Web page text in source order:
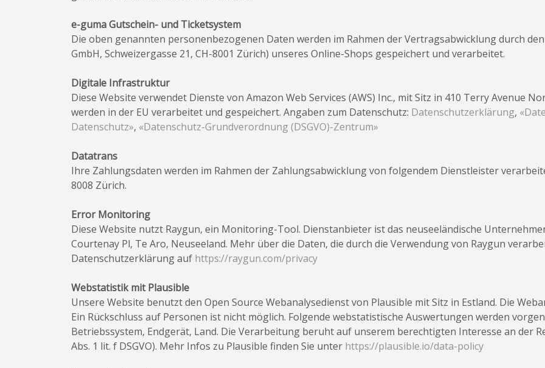
e-guma Gutschein- und Ticketsystem
Die oben genannten personenbezogenen Daten werden im Rahmen der Vertragsabwicklung durch
GmbH, Schweizergasse 21, CH-8001 Zürich) unseres Online-Shops gespeichert und verarbeitet.
Digitale Infrastruktur
Diese Website verwendet Dienste von Amazon Web Services (AWS) Inc., mit Sitz in 410 Terry Avenue
werden in der EU verarbeitet und gespeichert. Angaben zum Datenschutz: Datenschutzerklärung,
Datenschutz», «Datenschutz-Grundverordnung (DSGVO)-Zentrum»
Datatrans
Ihre Zahlungsdaten werden im Rahmen der Zahlungsabwicklung von folgendem Dienstleister
8008 Zürich.
Error Monitoring
Diese Website nutzt Raygun, ein Monitoring-Tool. Dienstanbieter ist das neuseeländische
Courtenay Pl, Te Aro, Neuseeland. Mehr über die Daten, die durch die Verwendung von Raygun
Datenschutzerklärung auf https://raygun.com/privacy
Webstatistik mit Plausible
Unsere Website benutzt den Open Source Webanalysedienst von Plausible mit Sitz in Estland. Die
Ein Rückschluss auf Personen ist nicht möglich. Folgende webstatistische Auswertungen werden
Betriebssystem, Endgerät, Land. Die Verarbeitung beruht auf unserem berechtigten Interesse an der
Abs. 1 lit. f DSGVO). Mehr Infos zu Plausible finden Sie unter https://plausible.io/data-policy